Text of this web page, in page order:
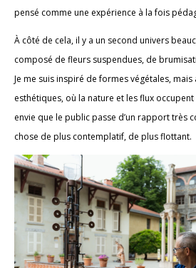
pensé comme une expérience à la fois
À côté de cela, il y a un second univers
composé de fleurs suspendues, de
Je me suis inspiré de formes végétales,
esthétiques, où la nature et les flux occupent
envie que le public passe d’un rapport très
chose de plus contemplatif, de plus flottant.